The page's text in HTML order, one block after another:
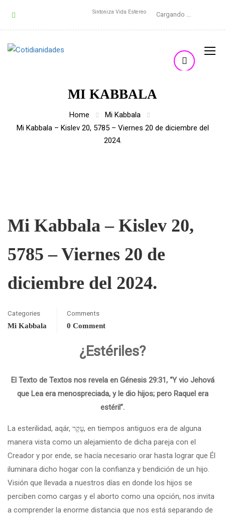
Sintoniza Vida Estereo Cargando ...
MI KABBALA
Home
Mi Kabbala
Mi Kabbala – Kislev 20, 5785 – Viernes 20 de diciembre del
2024.
Mi Kabbala – Kislev 20,
5785 – Viernes 20 de
diciembre del 2024.
Categories
Mi Kabbala
Comments
0 Comment
¿Estériles?
El Texto de Textos nos revela en Génesis 29:31, “Y vio Jehová
que Lea era menospreciada, y le dio hijos; pero Raquel era
estéril”.
La esterilidad, aqár, עָקָר, en tiempos antiguos era de alguna
manera vista como un alejamiento de dicha pareja con el
Creador y por ende, se hacía necesario orar hasta lograr que Él
iluminara dicho hogar con la confianza y bendición de un hijo.
Visión que llevada a nuestros días en donde los hijos se
perciben como cargas y el aborto como una opción, nos invita
a comprender la enorme distancia que nos está separando de